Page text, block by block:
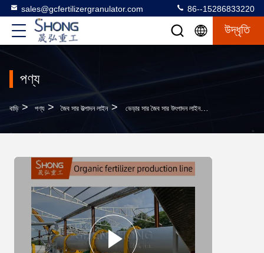
sales@gcfertilizergranulator.com 86--15286833220
উদ্ধৃতি
পণ্য
বাড়ি > পণ্য > জৈব সার উত্পাদন লাইন > ভেড়ার সার জৈব সার উৎপাদন লাইন 8t/H স্বয়ংক্রিয় ব্যাচিং